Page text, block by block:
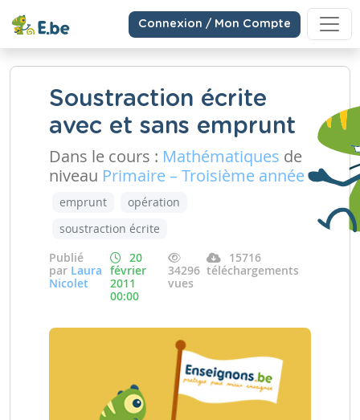
Connexion / Mon Compte
Soustraction écrite
avec et sans emprunt
Dans le cours : Mathématiques de
niveau Primaire – Troisième année
emprunt
opération
soustraction écrite
Publié
par Laura
Nicolet
20
février
2011
00:00
34296
vues
15716
téléchargements